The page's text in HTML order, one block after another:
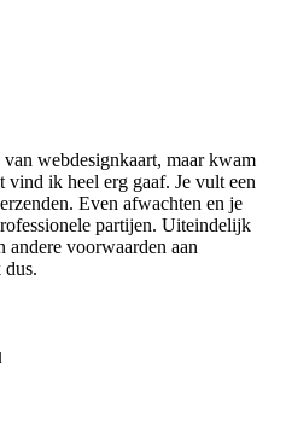
webdesignkaart, maar kwam
vind ik heel erg gaaf. Je vult een
Even afwachten en je
partijen. Uiteindelijk
voorwaarden aan